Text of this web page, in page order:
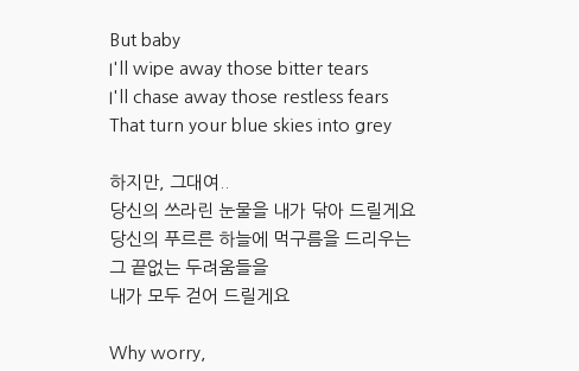
But baby
I'll wipe away those bitter tears
I'll chase away those restless fears
That turn your blue skies into grey
하지만, 그대여..
당신의 쓰라린 눈물을 내가 닦아 드릴게요
당신의 푸르른 하늘에 먹구름을 드리우는
그 끝없는 두려움들을
내가 모두 걷어 드릴게요
Why worry,